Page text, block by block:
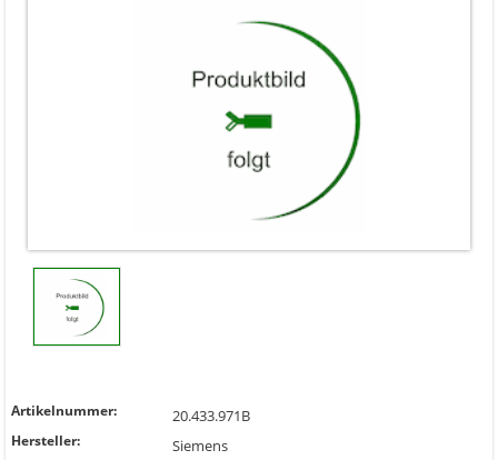
Artikelnummer: 20.433.971B
Hersteller: Siemens